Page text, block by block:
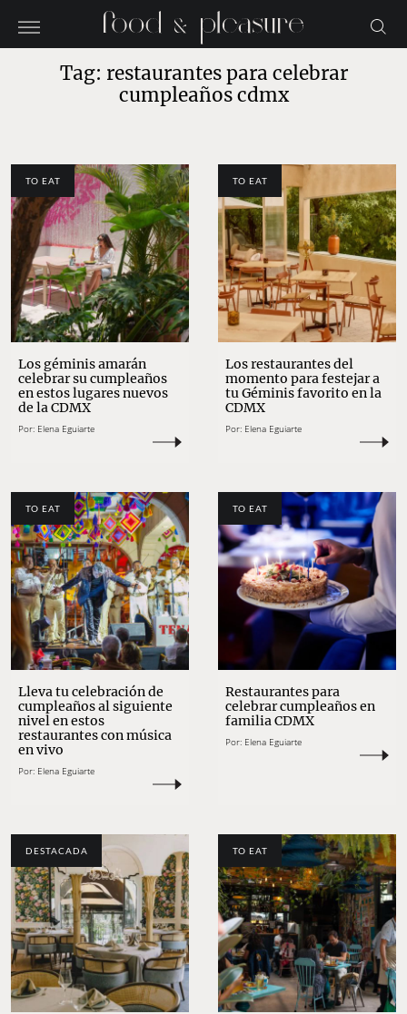
Tag: restaurantes para celebrar
cumpleaños cdmx
TO EAT
Los géminis amarán
celebrar su cumpleaños
en estos lugares nuevos
de la CDMX
Por: Elena Eguiarte
TO EAT
Los restaurantes del
momento para festejar a
tu Géminis favorito en la
CDMX
Por: Elena Eguiarte
TO EAT
Lleva tu celebración de
cumpleaños al siguiente
nivel en estos
restaurantes con música
en vivo
Por: Elena Eguiarte
TO EAT
Restaurantes para
celebrar cumpleaños en
familia CDMX
Por: Elena Eguiarte
DESTACADA TO EAT